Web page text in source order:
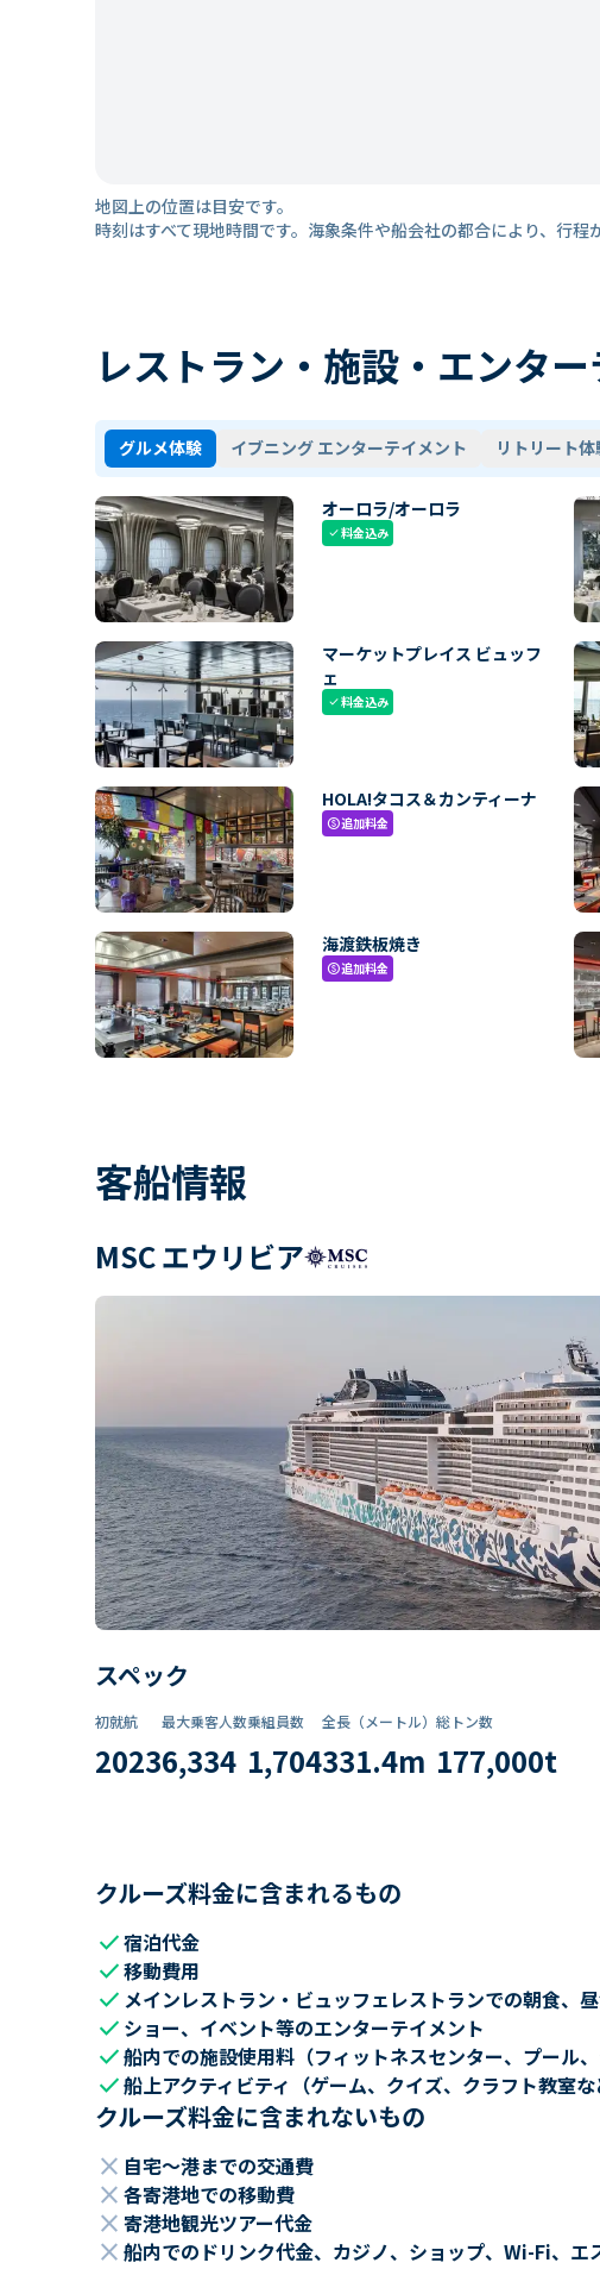
地図上の位置は目安です。
時刻はすべて現地時間です。海象条件や船会社の都合により、行程
レストラン・施設・エンタ
グルメ体験 イブニング エンターテイメント リトリート体
オーロラ/オーロラ
check料金込み
マーケットプレイス ビュッフ
ェ
check料金込み
HOLA!タコス＆カンティーナ
paid追加料金
海渡鉄板焼き
paid追加料金
客船情報
MSC エウリビア
スペック
初就航
2023
最大乗客人数
6,334
乗組員数​
1,704
全長（メートル）
331.4m
総トン数​
177,000t
クルーズ料金に含まれるもの
check宿泊代金
check移動費用
check メインレストラン・ビュッフェレストランでの朝食、
check ショー、イベント等のエンターテイメント
check船内での施設使用料（フィットネスセンター、プール
check船上アクティビティ（ゲーム、クイズ、クラフト教室な
クルーズ料金に含まれないもの
close 自宅～港までの交通費
close 各寄港地での移動費
close 寄港地観光ツアー代金
close 船内でのドリンク代金、カジノ、ショップ、Wi-Fi、エ